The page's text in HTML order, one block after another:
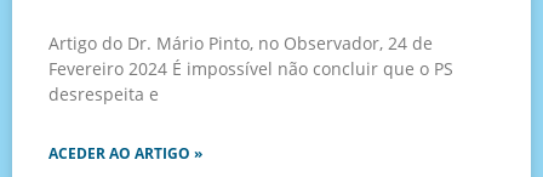
Artigo do Dr. Mário Pinto, no Observador, 24 de
Fevereiro 2024 É impossível não concluir que o PS
desrespeita e
ACEDER AO ARTIGO »